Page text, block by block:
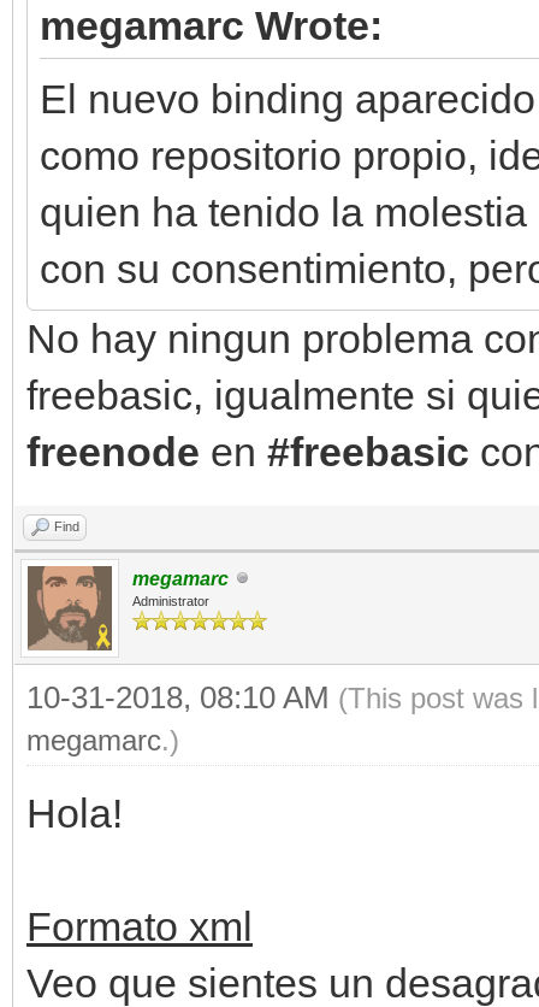
megamarc Wrote:
El nuevo binding
como repositorio propio,
quien ha tenido la
con su consentimiento,
No hay ningun problema
freebasic, igualmente si
freenode en #freebasic
Find
megamarc
Administrator
10-31-2018, 08:10 AM (This post was
megamarc.)
Hola!
Formato xml
Veo que sientes un